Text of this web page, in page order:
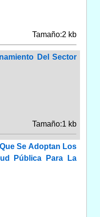
Tamaño:2 kb
Del Sector
Tamaño:1 kb
Se Adoptan Los
Pública Para La